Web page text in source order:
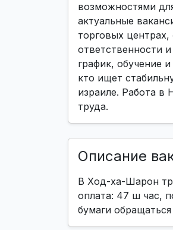
возможностями
актуальные
торговых центрах,
ответственности
график, обучение
кто ищет
израиле. Работа в
труда.
Описание
В Ход-ха-Шарон
оплата: 47 ш час,
бумаги